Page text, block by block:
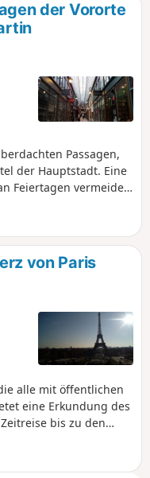
der Vororte
Passagen,
der Hauptstadt. Eine
Feiertagen vermeiden
von Paris
alle mit öffentlichen
eine Erkundung des
bis zu den